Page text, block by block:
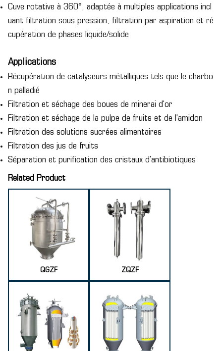
Cuve rotative à 360°, adaptée à multiples applications incl
uant filtration sous pression, filtration par aspiration et ré
cupération de phases liquide/solide
Applications
Récupération de catalyseurs métalliques tels que le charbo
n palladié
Filtration et séchage des boues de minerai d'or
Filtration et séchage de la pulpe de fruits et de l'amidon
Filtration des solutions sucrées alimentaires
Filtration des jus de fruits
Séparation et purification des cristaux d'antibiotiques
Related Product
QGZF ZQZF